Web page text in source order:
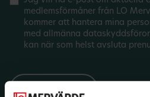
medlemsförmåner från LO
kommer att hantera mina
med allmänna
kan när som helst avsluta